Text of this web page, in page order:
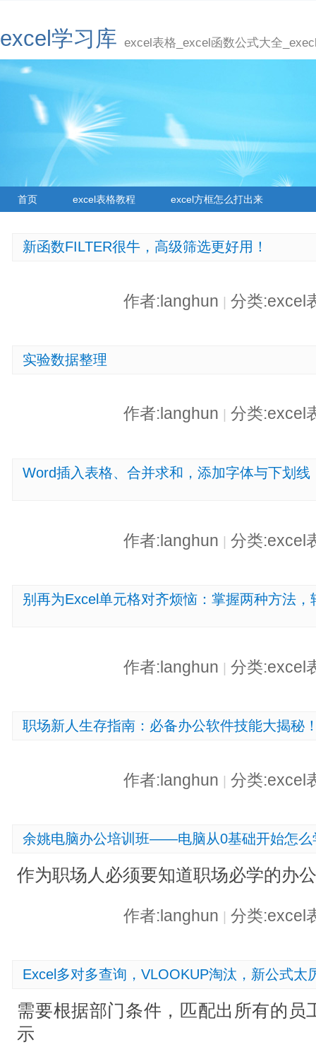
excel学习库 excel表格_excel函数公式大全
首页 excel表格教程 excel方框怎么打出来
新函数FILTER很牛，高级筛选更好用！
作者:langhun 分类:excel
实验数据整理
作者:langhun 分类:excel
Word插入表格、合并求和，添加字体与下划
作者:langhun | 分类:excel
别再为Excel单元格对齐烦恼：掌握两种方法
作者:langhun 分类:excel
职场新人生存指南：必备办公软件技能大揭秘
作者:langhun | 分类:excel
余姚电脑办公培训班——电脑从0基础开始怎么
作为职场人必须要知道职场必学的办
作者:langhun 分类:excel
Excel多对多查询，VLOOKUP淘汰，新公式太
需要根据部门条件，匹配出所有的员
示